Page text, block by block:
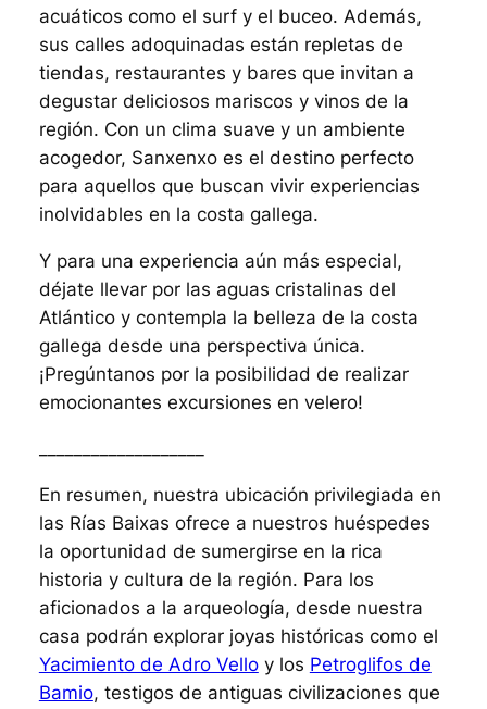
acuáticos como el surf y el buceo. Además,
sus calles adoquinadas están repletas de
tiendas, restaurantes y bares que invitan a
degustar deliciosos mariscos y vinos de la
región. Con un clima suave y un ambiente
acogedor, Sanxenxo es el destino perfecto
para aquellos que buscan vivir experiencias
inolvidables en la costa gallega.
Y para una experiencia aún más especial,
déjate llevar por las aguas cristalinas del
Atlántico y contempla la belleza de la costa
gallega desde una perspectiva única.
¡Pregúntanos por la posibilidad de realizar
emocionantes excursiones en velero!
En resumen, nuestra ubicación privilegiada en
las Rías Baixas ofrece a nuestros huéspedes
la oportunidad de sumergirse en la rica
historia y cultura de la región. Para los
aficionados a la arqueología, desde nuestra
casa podrán explorar joyas históricas como el
Yacimiento de Adro Velloy los Petroglifos de
Bamio, testigos de antiguas civilizaciones que